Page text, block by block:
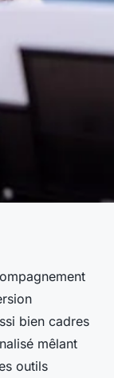
: un
bien cadres
mêlant
outils